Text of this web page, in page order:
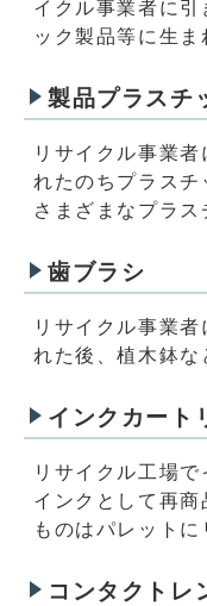
イクル事業者に
ック製品等に生ま
製品プラスチ
リサイクル事業
れたのちプラス
さまざまなプラス
歯ブラシ
リサイクル事業
れた後、植木鉢な
インクカート
リサイクル工場
インクとして再
ものはパレットに
コンタクトレ